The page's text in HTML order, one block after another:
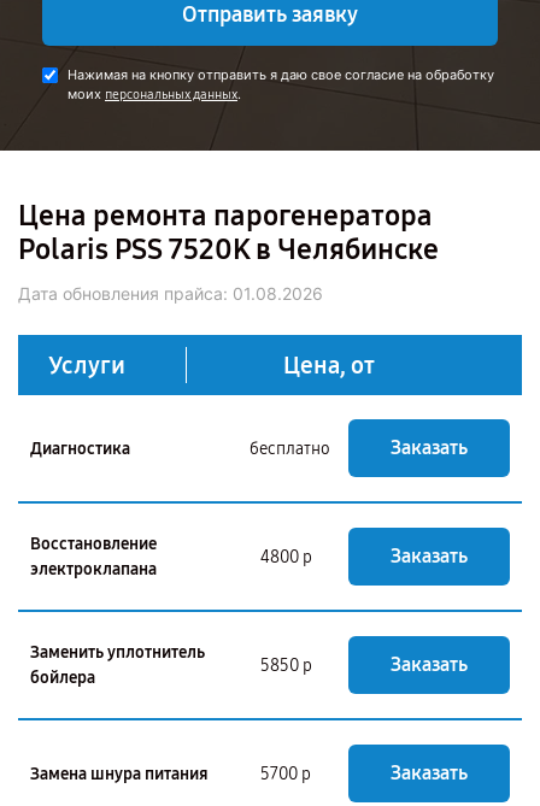
Отправить заявку
Нажимая на кнопку отправить я даю свое согласие на обработку
моих персональных данных.
Цена ремонта парогенератора
Polaris PSS 7520K в Челябинске
Дата обновления прайса: 01.08.2026
Услуги Цена, от
Диагностика бесплатно Заказать
Восстановление
электроклапана
4800 р Заказать
Заменить уплотнитель
бойлера
5850 р Заказать
Замена шнура питания 5700 р Заказать